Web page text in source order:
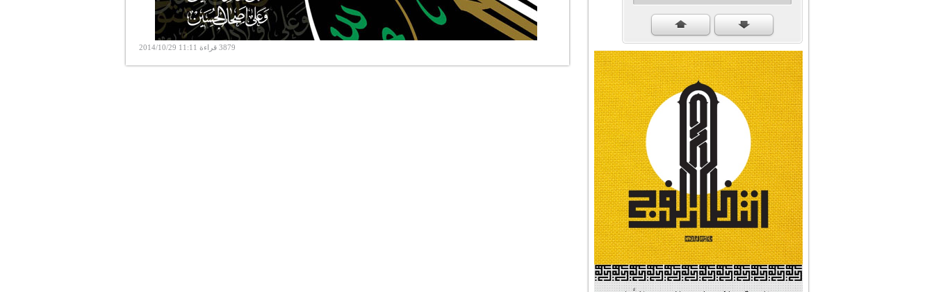
#سنكمل_الطريق
#تبريكات_انتصار_�...
#نداء_الأنبياء
#شجرة_النبوة
#وأنا_على_دين_محم...
#بأمانة_موسى_بن_ج...
#إيران_حرم_فاطمة ...
3879 قراءة 11:11 2014/10/29